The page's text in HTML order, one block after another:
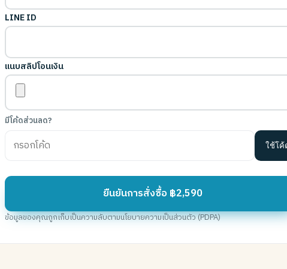
LINE ID
แนบสลิปโอนเงิน
มีโค้ดส่วนลด?
ใช้โค้
ยืนยันการสั่งซื้อ ฿2,590
ข้อมูลของคุณถูกเก็บเป็นความลับตามนโยบายความเป็นส่วนตัว (PDPA)